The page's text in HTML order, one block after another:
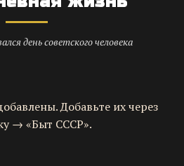
день советского человека
Добавьте их через
→ «Быт СССР».